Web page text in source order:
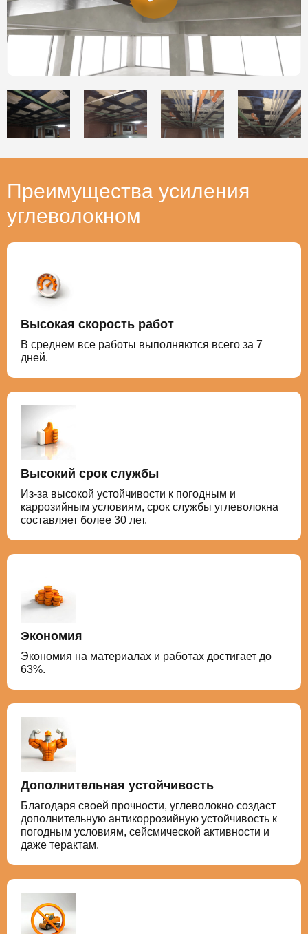
Преимущества усиления
углеволокном
Высокая скорость работ
В среднем все работы выполняются всего за 7
дней.
Высокий срок службы
Из-за высокой устойчивости к погодным и
каррозийным условиям, срок службы углеволокна
составляет более 30 лет.
Экономия
Экономия на материалах и работах достигает до
63%.
Дополнительная устойчивость
Благодаря своей прочности, углеволокно создаст
дополнительную антикоррозийную устойчивость к
погодным условиям, сейсмической активности и
даже терактам.